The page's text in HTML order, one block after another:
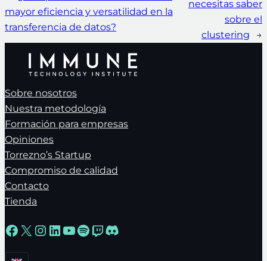
mayor eficiencia y versatilidad en la
transferencia de datos?
necesitas saber
sobre el
clustering
→
Sobre nosotros
Nuestra metodología
Formación para empresas
Opiniones
Torrezno’s Startup
Compromiso de calidad
Contacto
Tienda
Facebook
X Instagram
LinkedIn
YouTube
Spotify
Twitch
Discord